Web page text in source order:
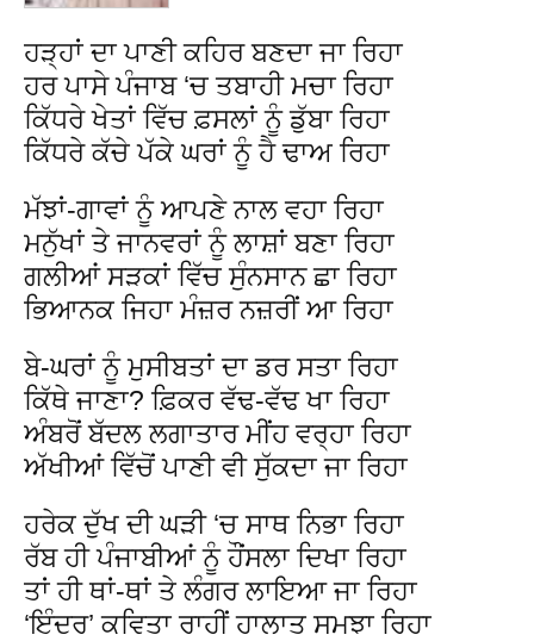
ਹੜ੍ਹਾਂ ਦਾ ਪਾਣੀ ਕਹਿਰ ਬਣਦਾ ਜਾ ਰਿਹਾ
ਹਰ ਪਾਸੇ ਪੰਜਾਬ ‘ਚ ਤਬਾਹੀ ਮਚਾ ਰਿਹਾ
ਕਿੱਧਰੇ ਖੇਤਾਂ ਵਿੱਚ ਫ਼ਸਲਾਂ ਨੂੰ ਡੁੱਬਾ ਰਿਹਾ
ਕਿੱਧਰੇ ਕੱਚੇ ਪੱਕੇ ਘਰਾਂ ਨੂੰ ਹੈ ਢਾਅ ਰਿਹਾ
ਮੱਝਾਂ-ਗਾਵਾਂ ਨੂੰ ਆਪਣੇ ਨਾਲ ਵਹਾ ਰਿਹਾ
ਮਨੁੱਖਾਂ ਤੇ ਜਾਨਵਰਾਂ ਨੂੰ ਲਾਸ਼ਾਂ ਬਣਾ ਰਿਹਾ
ਗਲੀਆਂ ਸੜਕਾਂ ਵਿੱਚ ਸੁੰਨਸਾਨ ਛਾ ਰਿਹਾ
ਭਿਆਨਕ ਜਿਹਾ ਮੰਜ਼ਰ ਨਜ਼ਰੀਂ ਆ ਰਿਹਾ
ਬੇ-ਘਰਾਂ ਨੂੰ ਮੁਸੀਬਤਾਂ ਦਾ ਡਰ ਸਤਾ ਰਿਹਾ
ਕਿੱਥੇ ਜਾਣਾ? ਫ਼ਿਕਰ ਵੱਢ-ਵੱਢ ਖਾ ਰਿਹਾ
ਅੰਬਰੋਂ ਬੱਦਲ ਲਗਾਤਾਰ ਮੀਂਹ ਵਰ੍ਹਾ ਰਿਹਾ
ਅੱਖੀਆਂ ਵਿੱਚੋਂ ਪਾਣੀ ਵੀ ਸੁੱਕਦਾ ਜਾ ਰਿਹਾ
ਹਰੇਕ ਦੁੱਖ ਦੀ ਘੜੀ ‘ਚ ਸਾਥ ਨਿਭਾ ਰਿਹਾ
ਰੱਬ ਹੀ ਪੰਜਾਬੀਆਂ ਨੂੰ ਹੌਂਸਲਾ ਦਿਖਾ ਰਿਹਾ
ਤਾਂ ਹੀ ਥਾਂ-ਥਾਂ ਤੇ ਲੰਗਰ ਲਾਇਆ ਜਾ ਰਿਹਾ
‘ਇੰਦਰ’ ਕਵਿਤਾ ਰਾਹੀਂ ਹਾਲਾਤ ਸਮਝਾ ਰਿਹਾ